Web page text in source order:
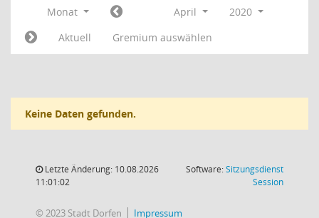
Monat April
2020
Aktuell
Gremium auswählen
Keine Daten gefunden.
Letzte Änderung: 10.08.2026
11:01:02
Software:Sitzungsdienst
Session(Wird in
© 2023 Stadt Dorfen
Impressum